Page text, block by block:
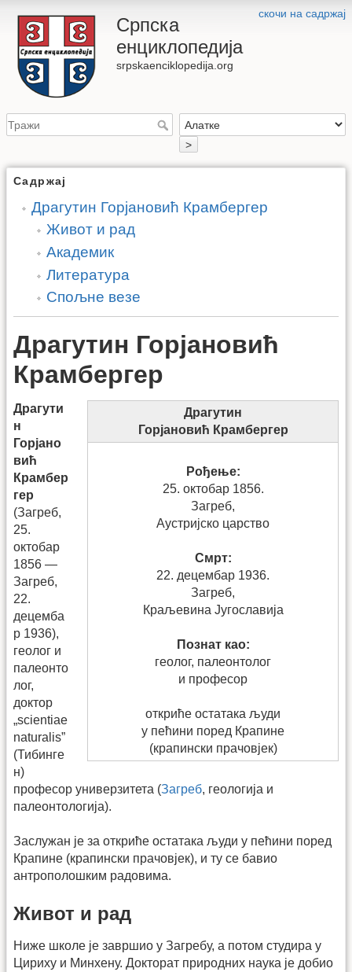
скочи на садржај
Српска
енциклопедија
srpskaenciklopedija.org
>
Садржај
Драгутин Горјановић Крамбергер
Живот и рад
Академик
Литература
Спољне везе
Драгутин Горјановић
Крамбергер
Драгутин
Горјановић Крамбергер
Рођење:
25. октобар 1856.
Загреб,
Аустријско царство
Смрт:
22. децембар 1936.
Загреб,
Краљевина Југославија
Познат као:
геолог, палеонтолог
и професор
откриће остатака људи
у пећини поред Крапине
(крапински прачовјек)
Драгути
н
Горјано
вић
Крамбер
гер
(Загреб,
25.
октобар
1856 —
Загреб,
22.
децемба
р 1936),
геолог и
палеонто
лог,
доктор
„scientiae
naturalis”
(Тибинге
н)
професор универзитета (Загреб, геологија и
палеонтологија).
Заслужан је за откриће остатака људи у пећини поред
Крапине (крапински прачовјек), и ту се бавио
антрополошким радовима.
Живот и рад
Ниже школе је завршио у Загребу, а потом студира у
Цириху и Минхену. Докторат природних наука је добио